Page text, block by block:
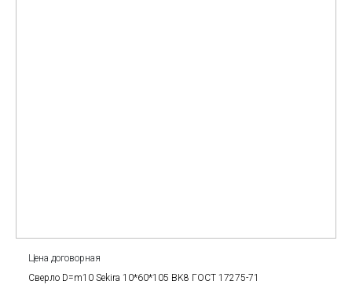
Цена договорная
Сверло D=m10 Sekira 10*60*105 BK8 ГОСТ 17275-71